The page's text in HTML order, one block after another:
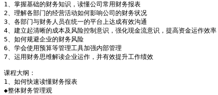
1、掌握基础的财务知识，读懂公司常用财务报表
2、理解各部门的经营活动如何影响公司的财务状况
3、各部门与财务人员在统一的平台上达成有效沟通
4、建立起清晰的成本及风险控制意识，强化现金流意识，提高资金运作效率
5、如何规避企业的财务风险
6、学会使用预算等管理工具加强内部管理
7、运用财务思维解读企业运作，并有效提升工作绩效
课程大纲：
1、如何快速读懂财务报表
◆整体财务管理观